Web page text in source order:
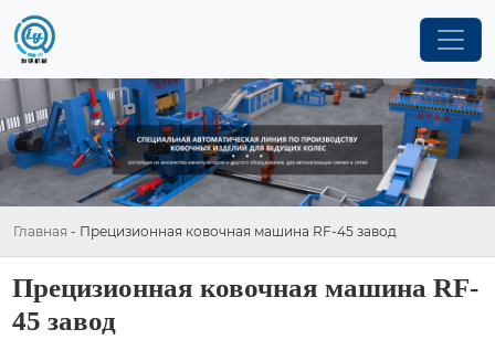
Главная - Прецизионная ковочная машина RF-45 завод
Прецизионная ковочная машина RF-
45 завод